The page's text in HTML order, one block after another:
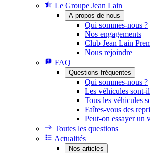
Le Groupe Jean Lain
A propos de nous
Qui sommes-nous ?
Nos engagements
Club Jean Lain
Nous rejoindre
FAQ
Questions fréquentes
Qui sommes-nous ?
Les véhicules sont-
Tous les véhicules
Faîtes-vous des
Peut-on essayer un
Toutes les questions
Actualités
Nos articles